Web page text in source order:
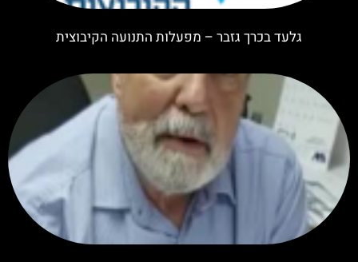
גלעד בכרך גזבר – מפעלות התנועה הקיבוצית